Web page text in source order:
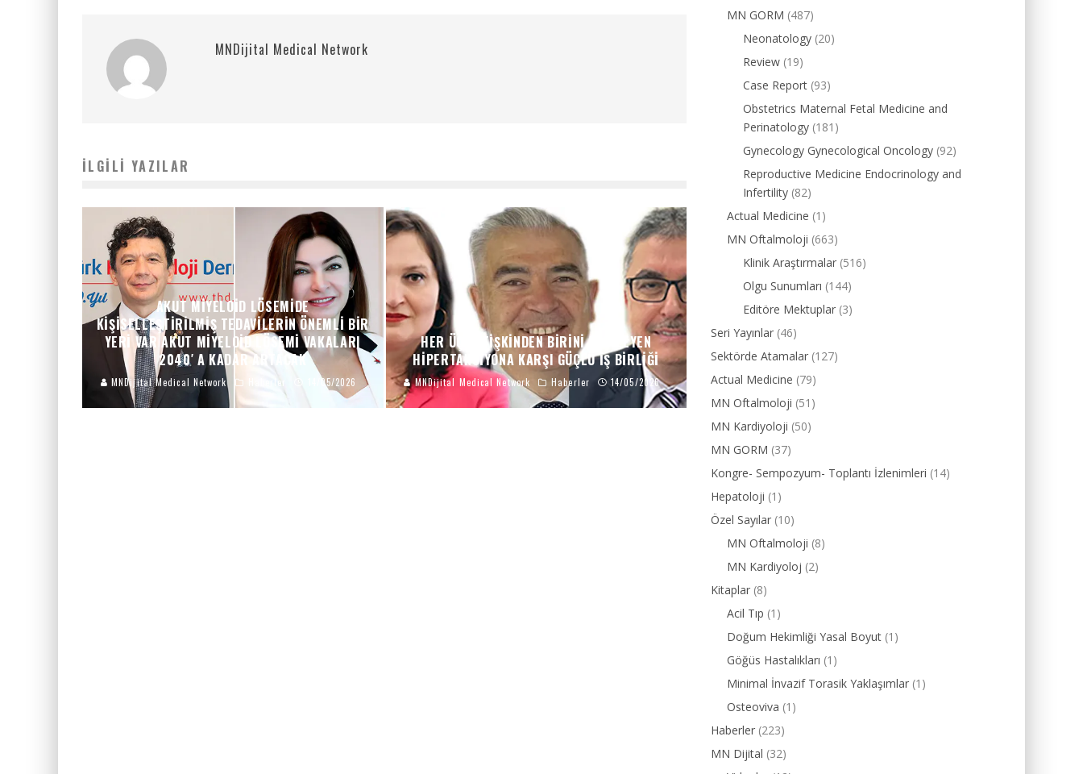
MNDijital Medical Network
İLGILI YAZILAR
AKUT MIYELOID LÖSEMIDE
KIŞISELLEŞTIRILMIŞ TEDAVILERIN ÖNEMLI BIR
YERI VAR AKUT MIYELOID LÖSEMI VAKALARI
2040′ A KADAR ARTACAK
MNDijital Medical Network Haberler 14/05/2026
HER ÜÇ YETIŞKINDEN BIRINI ETKILEYEN
HIPERTANSIYONA KARŞI GÜÇLÜ İŞ BIRLIĞI
MNDijital Medical Network Haberler 14/05/2026
MN GORM (487)
Neonatology (20)
Review (19)
Case Report (93)
Obstetrics Maternal Fetal Medicine and
Perinatology (181)
Gynecology Gynecological Oncology (92)
Reproductive Medicine Endocrinology and
Infertility (82)
Actual Medicine (1)
MN Oftalmoloji (663)
Klinik Araştırmalar (516)
Olgu Sunumları (144)
Editöre Mektuplar (3)
Seri Yayınlar (46)
Sektörde Atamalar (127)
Actual Medicine (79)
MN Oftalmoloji (51)
MN Kardiyoloji (50)
MN GORM (37)
Kongre- Sempozyum- Toplantı İzlenimleri (14)
Hepatoloji (1)
Özel Sayılar (10)
MN Oftalmoloji (8)
MN Kardiyoloj (2)
Kitaplar (8)
Acil Tıp (1)
Doğum Hekimliği Yasal Boyut (1)
Göğüs Hastalıkları (1)
Minimal İnvazif Torasik Yaklaşımlar (1)
Osteoviva (1)
Haberler (223)
MN Dijital (32)